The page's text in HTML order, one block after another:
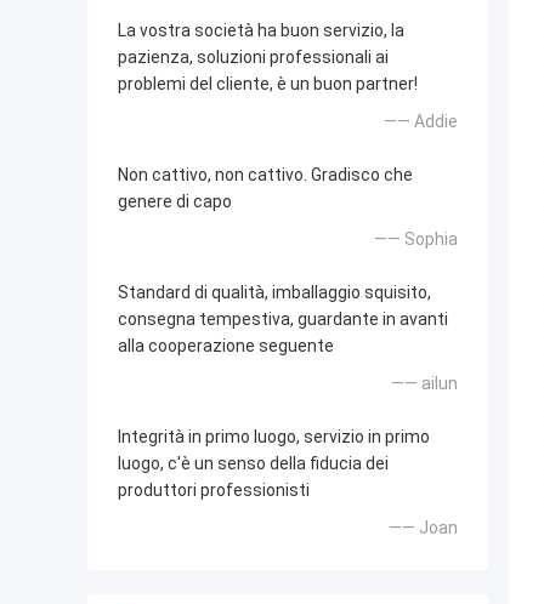
La vostra società ha buon servizio, la
pazienza, soluzioni professionali ai
problemi del cliente, è un buon partner!
—— Addie
Non cattivo, non cattivo. Gradisco che
genere di capo
—— Sophia
Standard di qualità, imballaggio squisito,
consegna tempestiva, guardante in avanti
alla cooperazione seguente
—— ailun
Integrità in primo luogo, servizio in primo
luogo, c'è un senso della fiducia dei
produttori professionisti
—— Joan